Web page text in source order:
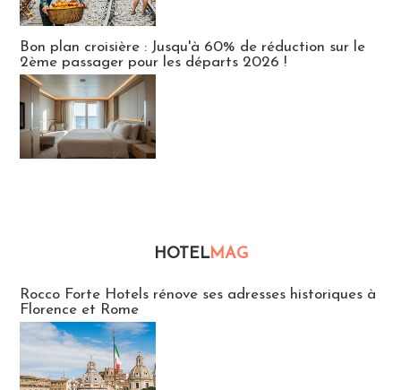
Bon plan croisière : Jusqu'à 60% de réduction sur le
2ème passager pour les départs 2026 !
HOTELMAG
Rocco Forte Hotels rénove ses adresses historiques à
Florence et Rome